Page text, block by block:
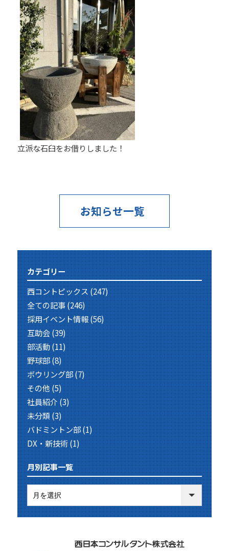
立派な石臼をお借りしました！
お知らせ一覧
カテゴリー
西コントピックス(247)
全ての記事(246)
採用イベント情報(56)
互助会(39)
部活動(11)
野球部(8)
ボウリング部(7)
その他(5)
社員紹介 (3)
未分類(3)
バドミントン部(1)
DX・新技術(1)
月別記事一覧